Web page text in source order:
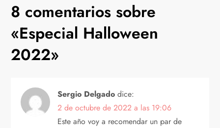
g
a
c
i
ó
8 comentarios sobre
«Especial Halloween
2022»
Sergio Delgado dice:
2 de octubre de 2022 a las 19:06
Este año voy a recomendar un par de